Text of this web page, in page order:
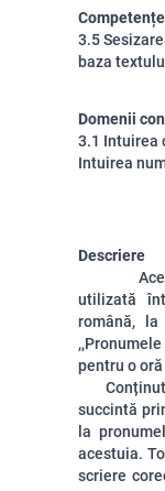
3.5
baza
Domenii
3.1 Intuirea
Intuirea
Descriere
utilizată
română,
pentru o
succintă
la
acestuia.
scriere